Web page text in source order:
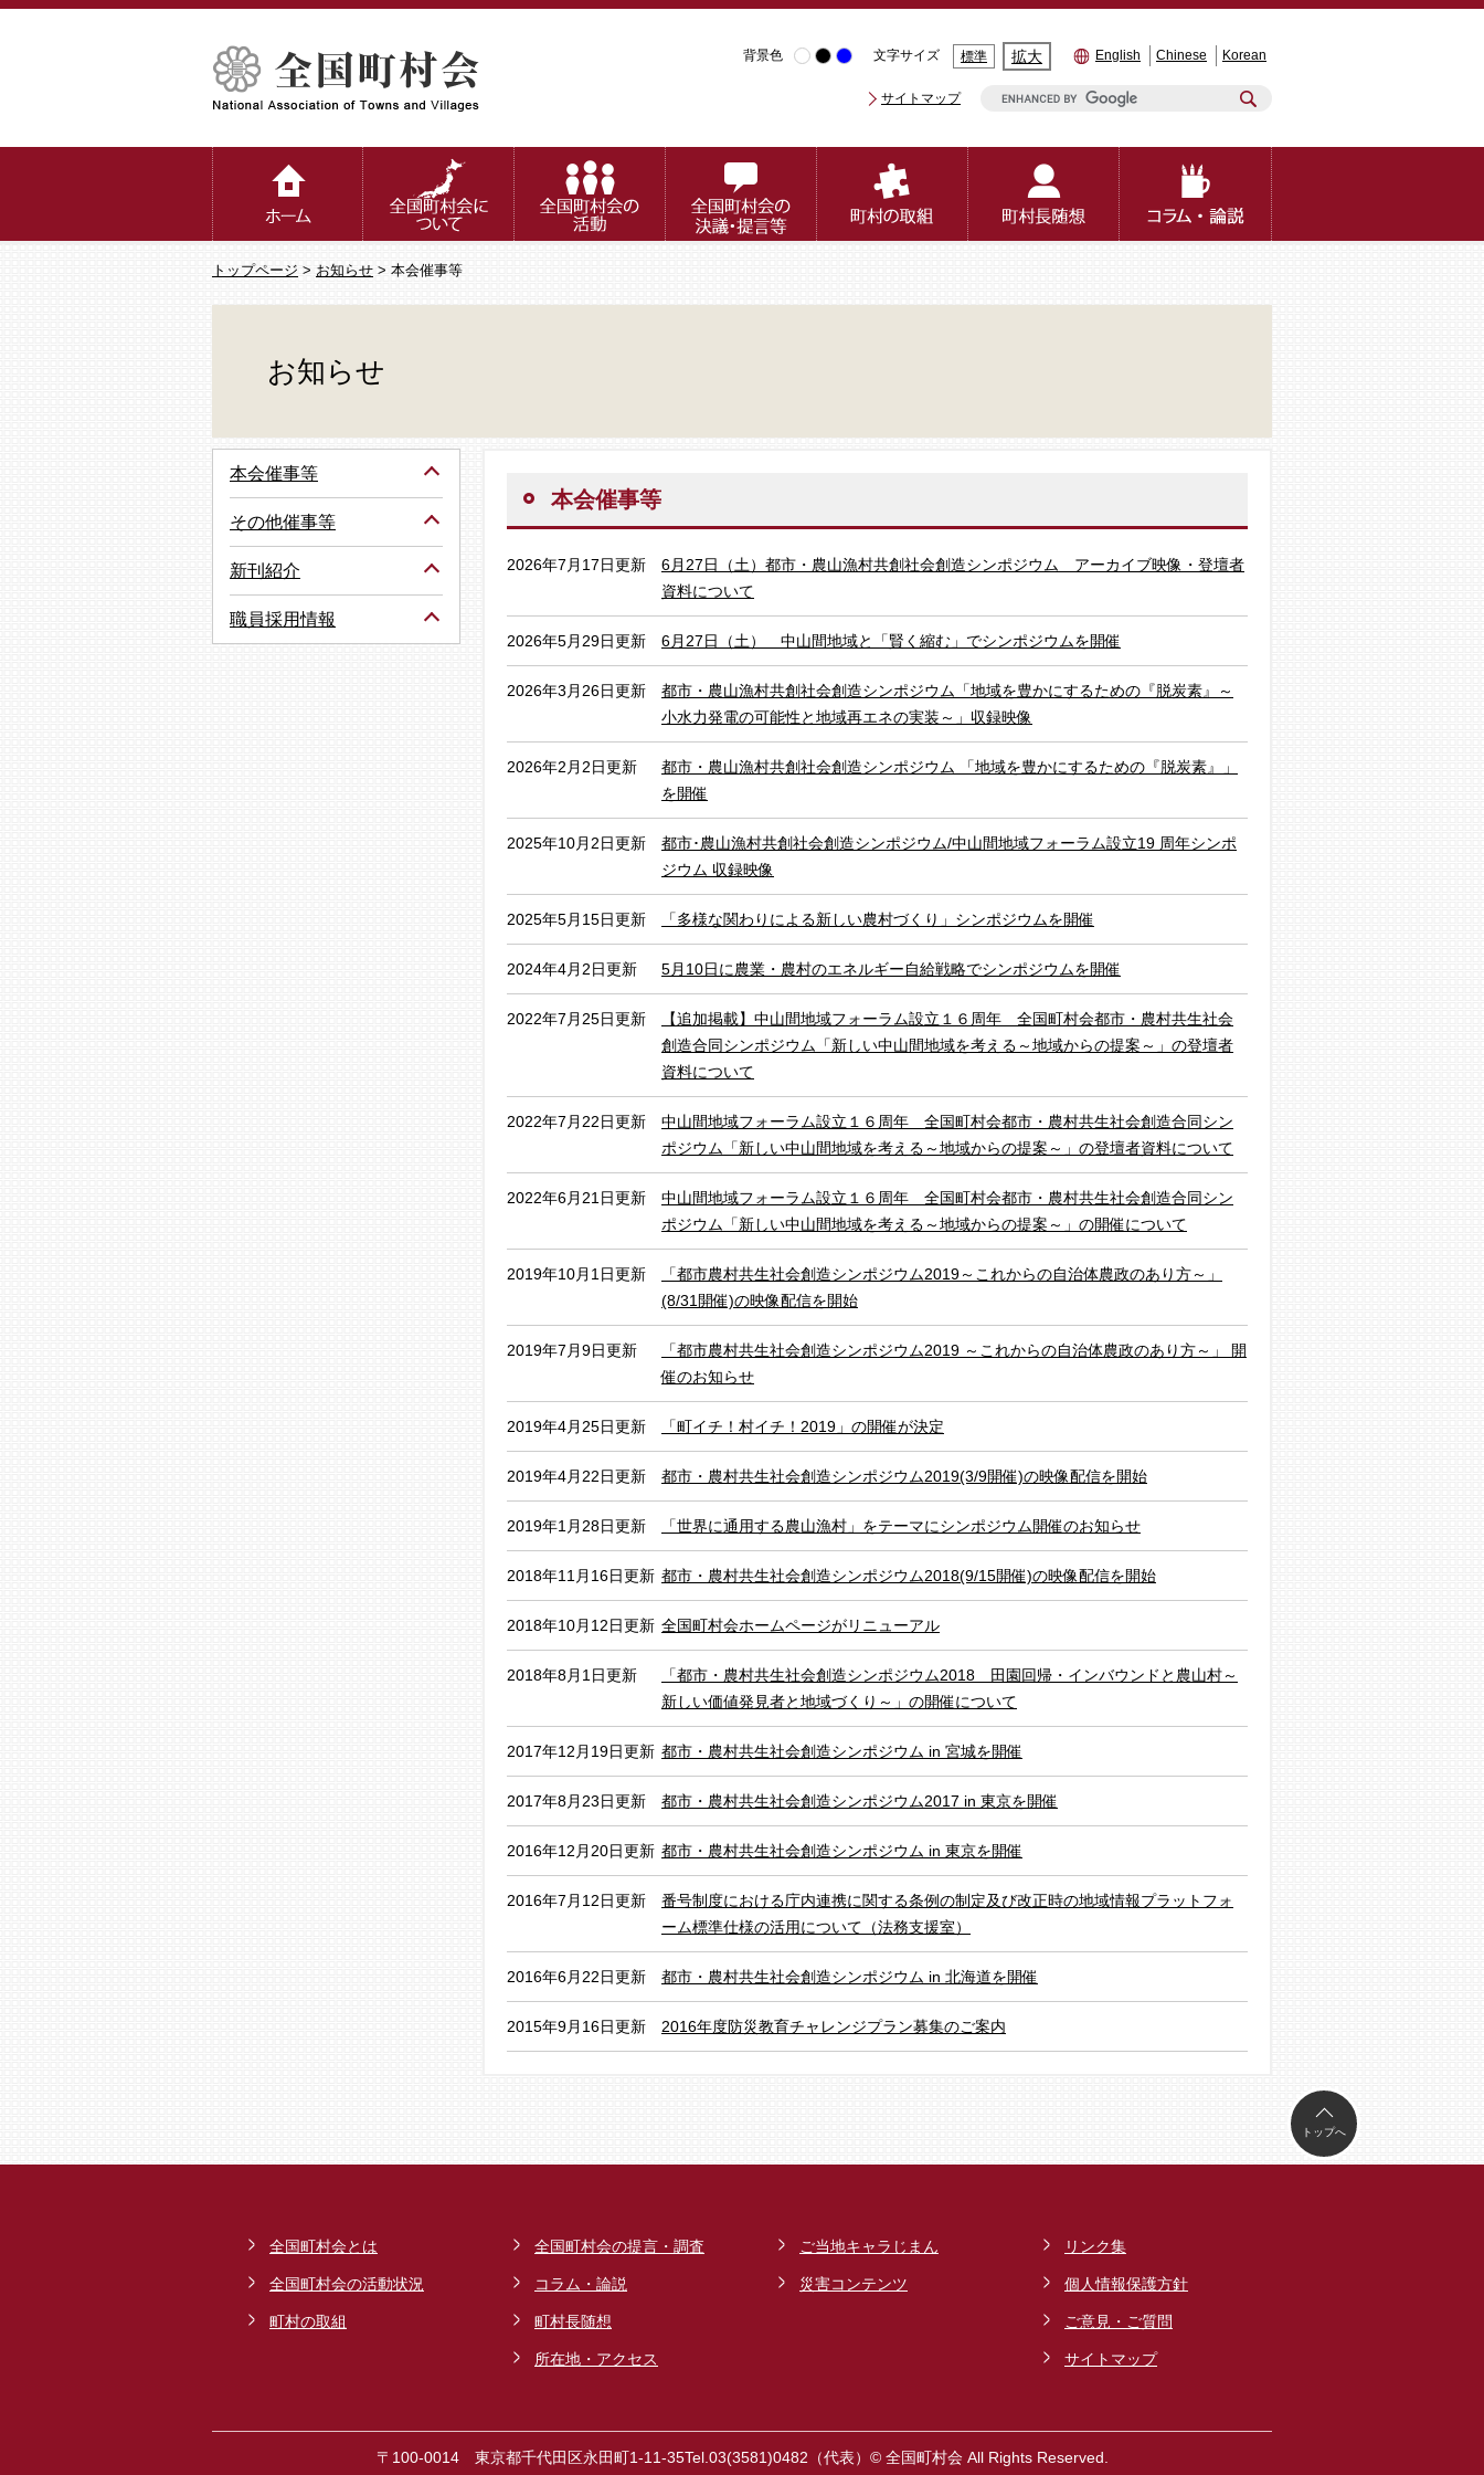
背景色 文字サイズ 標準 拡大 English Chinese Korean
サイトマップ
トップページ > お知らせ > 本会催事等
お知らせ
本会催事等
2026年7月17日更新
6月27日（土）都市・農山漁村共創社会創造シンポジウム アーカイブ映像・登壇者
資料について
2026年5月29日更新 6月27日（土） 中山間地域と「賢く縮む」でシンポジウムを開催
2026年3月26日更新
都市・農山漁村共創社会創造シンポジウム「地域を豊かにするための『脱炭素』～
小水力発電の可能性と地域再エネの実装～」収録映像
2026年2月2日更新
都市・農山漁村共創社会創造シンポジウム 「地域を豊かにするための『脱炭素』」
を開催
2025年10月2日更新
都市･農山漁村共創社会創造シンポジウム/中山間地域フォーラム設立19 周年シンポ
ジウム 収録映像
2025年5月15日更新 「多様な関わりによる新しい農村づくり」シンポジウムを開催
2024年4月2日更新 5月10日に農業・農村のエネルギー自給戦略でシンポジウムを開催
2022年7月25日更新
【追加掲載】中山間地域フォーラム設立１６周年 全国町村会都市・農村共生社会
創造合同シンポジウム「新しい中山間地域を考える～地域からの提案～」の登壇者
資料について
2022年7月22日更新
中山間地域フォーラム設立１６周年 全国町村会都市・農村共生社会創造合同シン
ポジウム「新しい中山間地域を考える～地域からの提案～」の登壇者資料について
2022年6月21日更新
中山間地域フォーラム設立１６周年 全国町村会都市・農村共生社会創造合同シン
ポジウム「新しい中山間地域を考える～地域からの提案～」の開催について
2019年10月1日更新
「都市農村共生社会創造シンポジウム2019～これからの自治体農政のあり方～」
(8/31開催)の映像配信を開始
2019年7月9日更新
「都市農村共生社会創造シンポジウム2019 ～これからの自治体農政のあり方～」 開
催のお知らせ
2019年4月25日更新 「町イチ！村イチ！2019」の開催が決定
2019年4月22日更新 都市・農村共生社会創造シンポジウム2019(3/9開催)の映像配信を開始
2019年1月28日更新 「世界に通用する農山漁村」をテーマにシンポジウム開催のお知らせ
2018年11月16日更新 都市・農村共生社会創造シンポジウム2018(9/15開催)の映像配信を開始
2018年10月12日更新 全国町村会ホームページがリニューアル
2018年8月1日更新
「都市・農村共生社会創造シンポジウム2018 田園回帰・インバウンドと農山村～
新しい価値発見者と地域づくり～」の開催について
2017年12月19日更新 都市・農村共生社会創造シンポジウム in 宮城を開催
2017年8月23日更新 都市・農村共生社会創造シンポジウム2017 in 東京を開催
2016年12月20日更新 都市・農村共生社会創造シンポジウム in 東京を開催
2016年7月12日更新
番号制度における庁内連携に関する条例の制定及び改正時の地域情報プラットフォ
ーム標準仕様の活用について（法務支援室）
2016年6月22日更新 都市・農村共生社会創造シンポジウム in 北海道を開催
2015年9月16日更新 2016年度防災教育チャレンジプラン募集のご案内
本会催事等
その他催事等
新刊紹介
職員採用情報
トップへ
全国町村会とは
全国町村会の活動状況
町村の取組
全国町村会の提言・調査
コラム・論説
町村長随想
所在地・アクセス
ご当地キャラじまん
災害コンテンツ
リンク集
個人情報保護方針
ご意見・ご質問
サイトマップ
〒100-0014 東京都千代田区永田町1-11-35Tel.03(3581)0482（代表） © 全国町村会 All Rights Reserved.